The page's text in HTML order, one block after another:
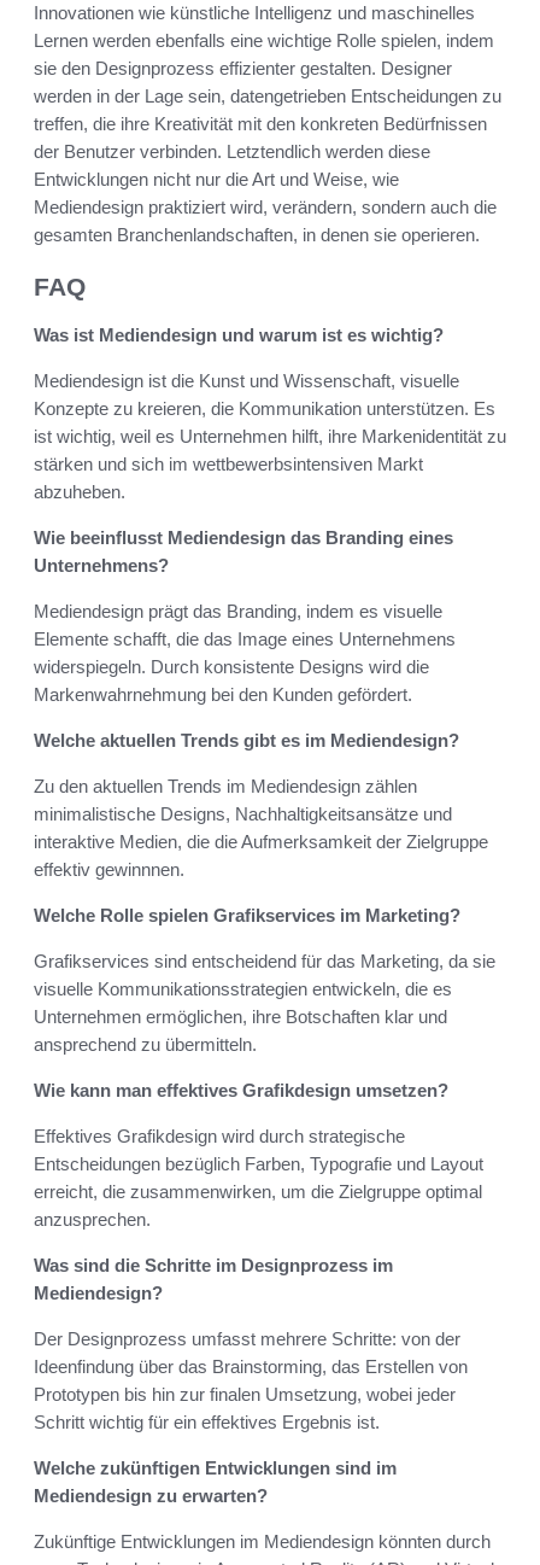
Innovationen wie künstliche Intelligenz und maschinelles
Lernen werden ebenfalls eine wichtige Rolle spielen, indem
sie den Designprozess effizienter gestalten. Designer
werden in der Lage sein, datengetrieben Entscheidungen zu
treffen, die ihre Kreativität mit den konkreten Bedürfnissen
der Benutzer verbinden. Letztendlich werden diese
Entwicklungen nicht nur die Art und Weise, wie
Mediendesign praktiziert wird, verändern, sondern auch die
gesamten Branchenlandschaften, in denen sie operieren.
FAQ
Was ist Mediendesign und warum ist es wichtig?
Mediendesign ist die Kunst und Wissenschaft, visuelle
Konzepte zu kreieren, die Kommunikation unterstützen. Es
ist wichtig, weil es Unternehmen hilft, ihre Markenidentität zu
stärken und sich im wettbewerbsintensiven Markt
abzuheben.
Wie beeinflusst Mediendesign das Branding eines
Unternehmens?
Mediendesign prägt das Branding, indem es visuelle
Elemente schafft, die das Image eines Unternehmens
widerspiegeln. Durch konsistente Designs wird die
Markenwahrnehmung bei den Kunden gefördert.
Welche aktuellen Trends gibt es im Mediendesign?
Zu den aktuellen Trends im Mediendesign zählen
minimalistische Designs, Nachhaltigkeitsansätze und
interaktive Medien, die die Aufmerksamkeit der Zielgruppe
effektiv gewinnnen.
Welche Rolle spielen Grafikservices im Marketing?
Grafikservices sind entscheidend für das Marketing, da sie
visuelle Kommunikationsstrategien entwickeln, die es
Unternehmen ermöglichen, ihre Botschaften klar und
ansprechend zu übermitteln.
Wie kann man effektives Grafikdesign umsetzen?
Effektives Grafikdesign wird durch strategische
Entscheidungen bezüglich Farben, Typografie und Layout
erreicht, die zusammenwirken, um die Zielgruppe optimal
anzusprechen.
Was sind die Schritte im Designprozess im
Mediendesign?
Der Designprozess umfasst mehrere Schritte: von der
Ideenfindung über das Brainstorming, das Erstellen von
Prototypen bis hin zur finalen Umsetzung, wobei jeder
Schritt wichtig für ein effektives Ergebnis ist.
Welche zukünftigen Entwicklungen sind im
Mediendesign zu erwarten?
Zukünftige Entwicklungen im Mediendesign könnten durch